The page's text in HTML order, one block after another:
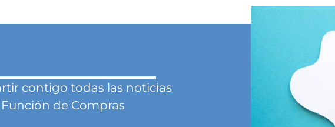
contigo todas las noticias
de Compras